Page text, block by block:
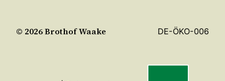
© 2026 Brothof Waake DE-ÖKO-006